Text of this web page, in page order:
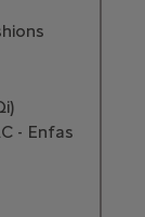
- Enfas